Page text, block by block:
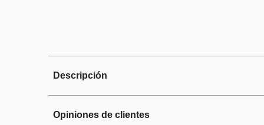
Descripción
Elimina la pelusa para prolongar
Opiniones de clientes